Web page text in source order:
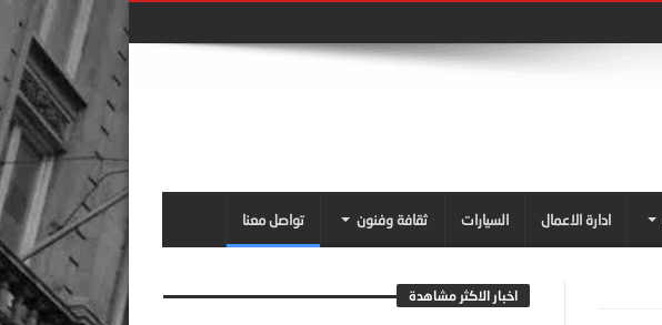
ادارة الاعمال السيارات ثقافة وفنون تواصل معنا
اخبار الاكثر مشاهدة